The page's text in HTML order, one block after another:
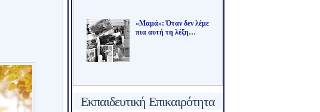
«Μαμά»: Όταν δεν λέμε
πια αυτή τη λέξη…
Εκπαιδευτική Επικαιρότητα